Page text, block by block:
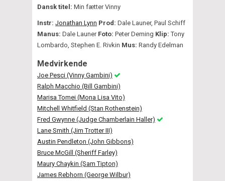
Dansk titel: Min fætter Vinny
Instr: Jonathan Lynn Prod: Dale Launer, Paul Schiff
Manus: Dale Launer Foto: Peter Deming Klip: Tony
Lombardo, Stephen E. Rivkin Mus: Randy Edelman
Medvirkende
Joe Pesci (Vinny Gambini)
Ralph Macchio (Bill Gambini)
Marisa Tomei (Mona Lisa Vito)
Mitchell Whitfield (Stan Rothenstein)
Fred Gwynne (Judge Chamberlain Haller)
Lane Smith (Jim Trotter III)
Austin Pendleton (John Gibbons)
Bruce McGill (Sheriff Farley)
Maury Chaykin (Sam Tipton)
James Rebhorn (George Wilbur)